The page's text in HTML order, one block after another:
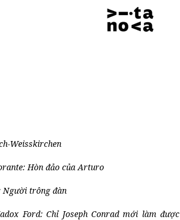
Weisskirchen
Hòn đảo của Arturo
Người trông đàn
Ford: Chỉ Joseph Conrad mới làm được